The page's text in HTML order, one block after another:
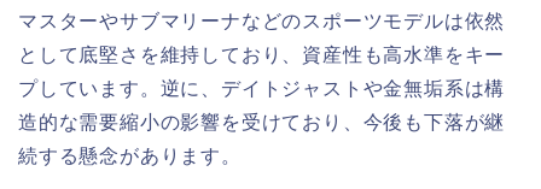
マスターやサブマリーナなどのスポーツモデルは依然
として底堅さを維持しており、資産性も高水準をキー
プしています。逆に、デイトジャストや金無垢系は構
造的な需要縮小の影響を受けており、今後も下落が継
続する懸念があります。